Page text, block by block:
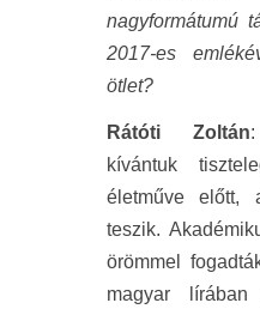
nagyformátumú
2017-es
ötlet?
Rátóti Zoltán
kívántuk
életműve előtt,
teszik.
örömmel
magyar lírában